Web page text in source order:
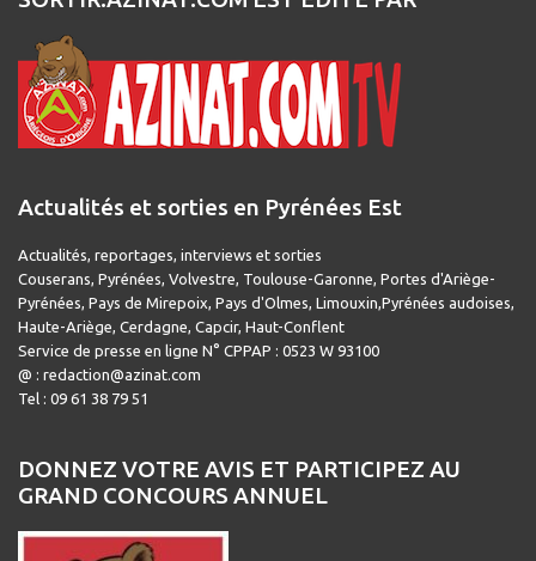
Actualités et sorties en Pyrénées Est
Actualités, reportages, interviews et sorties
Couserans, Pyrénées, Volvestre, Toulouse-Garonne, Portes d'Ariège-
Pyrénées, Pays de Mirepoix, Pays d'Olmes, Limouxin,Pyrénées audoises,
Haute-Ariège, Cerdagne, Capcir, Haut-Conflent
Service de presse en ligne N° CPPAP : 0523 W 93100
@ : redaction@azinat.com
Tel : 09 61 38 79 51
DONNEZ VOTRE AVIS ET PARTICIPEZ AU
GRAND CONCOURS ANNUEL